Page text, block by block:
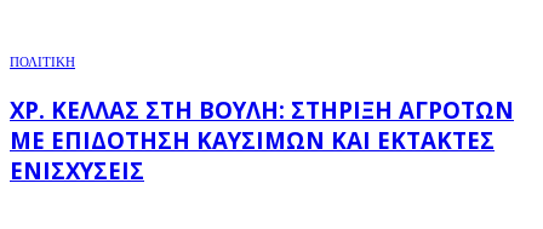
ΠΟΛΙΤΙΚΗ
ΧΡ. ΚΈΛΛΑΣ ΣΤΗ ΒΟΥΛΉ: ΣΤΉΡΙΞΗ ΑΓΡΟΤΏΝ
ΜΕ ΕΠΙΔΌΤΗΣΗ ΚΑΥΣΊΜΩΝ ΚΑΙ ΈΚΤΑΚΤΕΣ
ΕΝΙΣΧΎΣΕΙΣ